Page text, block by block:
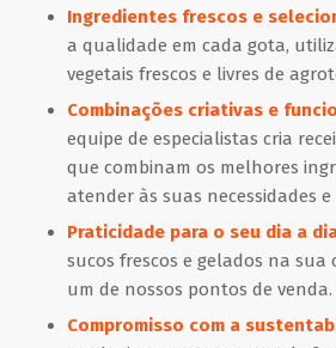
Ingredientes frescos e
a qualidade em cada gota,
vegetais frescos e livres de
Combinações criativas e
equipe de especialistas cria
que combinam os melhores
atender às suas necessidades e
Praticidade para o seu dia a
sucos frescos e gelados na sua
um de nossos pontos de venda.
Compromisso com a